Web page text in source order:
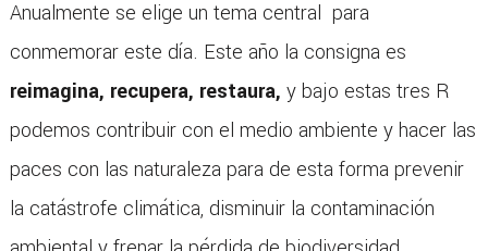
Anualmente se elige un tema central para
conmemorar este día. Este año la consigna es
reimagina, recupera, restaura, y bajo estas tres R
podemos contribuir con el medio ambiente y hacer las
paces con las naturaleza para de esta forma prevenir
la catástrofe climática, disminuir la contaminación